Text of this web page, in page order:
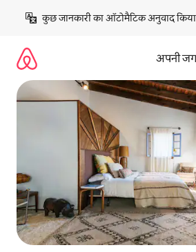
छोड़कर
कॉन्टेंट
कुछ जानकारी का ऑटोमैटिक अनुवाद
अपनी